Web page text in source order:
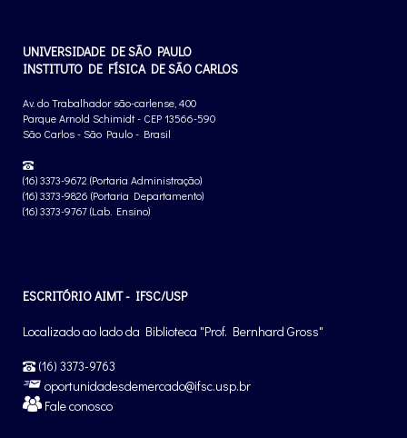
UNIVERSIDADE DE SÃO PAULO
INSTITUTO DE FÍSICA DE SÃO CARLOS
Av. do Trabalhador são-carlense, 400
Parque Arnold Schimidt - CEP 13566-590
São Carlos - São Paulo - Brasil
(16) 3373-9672 (Portaria Administração)
(16) 3373-9826 (Portaria Departamento)
(16) 3373-9767 (Lab. Ensino)
ESCRITÓRIO AIMT - IFSC/USP
Localizado ao lado da Biblioteca "Prof. Bernhard Gross"
(16) 3373-9763
oportunidadesdemercado@ifsc.usp.br
Fale conosco